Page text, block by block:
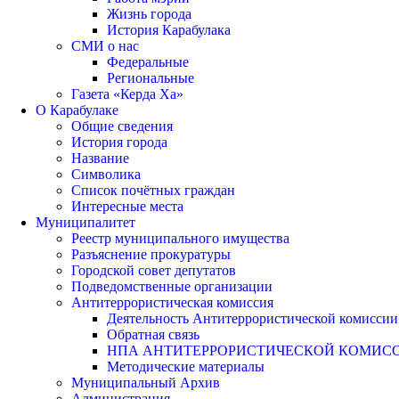
Жизнь города
История Карабулака
СМИ о нас
Федеральные
Региональные
Газета «Керда Ха»
О Карабулаке
Общие сведения
История города
Название
Символика
Список почётных граждан
Интересные места
Муниципалитет
Реестр муниципального имущества
Разъяснение прокуратуры
Городской совет депутатов
Подведомственные организации
Антитеррористическая комиссия
Деятельность Антитеррористической комиссии
Обратная связь
НПА АНТИТЕРРОРИСТИЧЕСКОЙ
Методические материалы
Муниципальный Архив